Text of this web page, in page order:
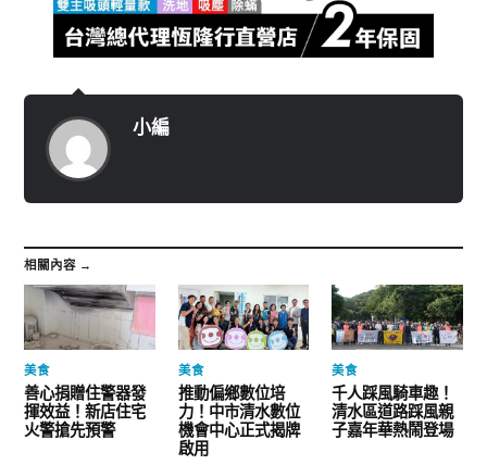
小編
相關內容 →
美食
善心捐贈住警器發
揮效益！新店住宅
火警搶先預警
美食
推動偏鄉數位培
力！中市清水數位
機會中心正式揭牌
啟用
美食
千人踩風騎車趣！
清水區道路踩風親
子嘉年華熱鬧登場